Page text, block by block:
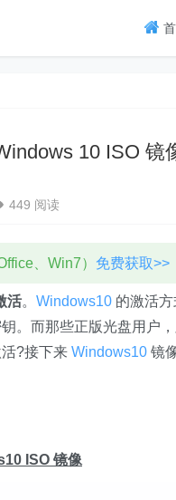
10 ISO 镜
449 阅读
、Win7） 免费获取>>
活。 Windows10 的激活
。而那些正版光盘用户
?接下来 Windows10 镜
ISO 镜像